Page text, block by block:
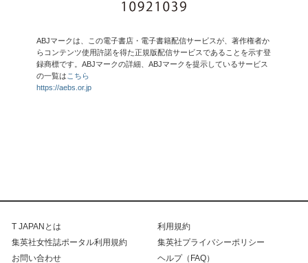
ABJマークは、この電子書店・電子書籍配信サービスが、著作権者か
らコンテンツ使用許諾を得た正規版配信サービスであることを示す登
録商標です。ABJマークの詳細、ABJマークを提示しているサービス
の一覧は こちら
https://aebs.or.jp
T JAPANとは
利用規約
集英社女性誌ポータル利用規約
集英社プライバシーポリシー
お問い合わせ
ヘルプ（FAQ）